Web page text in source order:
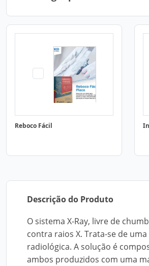
Reboco Fácil
Descrição do Produto
O sistema X-Ray, livre de
contra raios X. Trata-se de
radiológica. A solução é
ambos produzidos com uma